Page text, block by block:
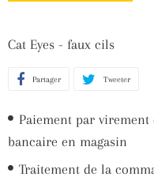
Cat Eyes - faux cils
Partager Partager
Facebook
Tweeter
Paiement par virement
bancaire en magasin
Traitement de la